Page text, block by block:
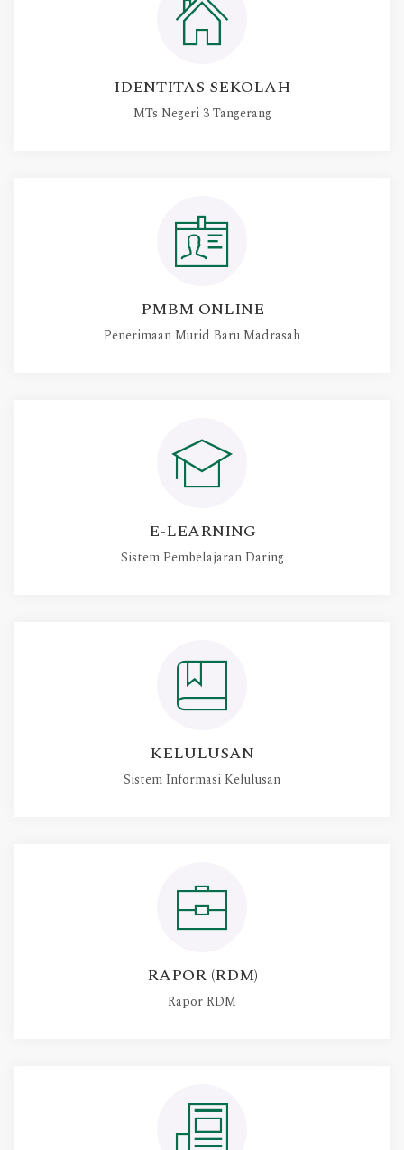
IDENTITAS SEKOLAH
MTs Negeri 3 Tangerang
PMBM ONLINE
Penerimaan Murid Baru Madrasah
E-LEARNING
Sistem Pembelajaran Daring
KELULUSAN
Sistem Informasi Kelulusan
RAPOR (RDM)
Rapor RDM